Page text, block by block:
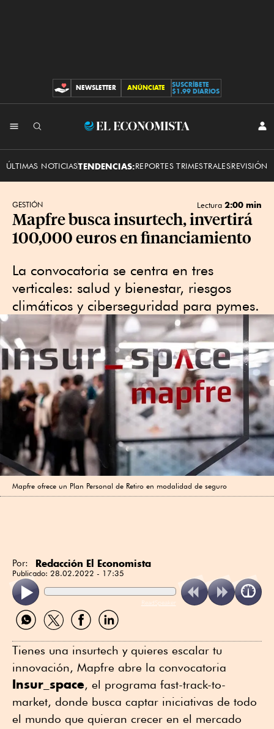
CONTRIBUCIONES
NEWSLETTER ANÚNCIATE
SUSCRÍBETE
$1.99 DIARIOS
El
ÚLTIMAS NOTICIASTENDENCIAS:REPORTES TRIMESTRALESREVISIÓN
GESTIÓN Lectura 2:00 min
Mapfre busca insurtech, invertirá
100,000 euros en financiamiento
La convocatoria se centra en tres
verticales: salud y bienestar, riesgos
climáticos y ciberseguridad para pymes.
Mapfre ofrece un Plan Personal de Retiro en modalidad de seguro
Por: Redacción El Economista
Publicado: 28.02.2022 - 17:35
ReadSpeaker
Compartir
por
Compartir
por
Compartir
por
Compartir
por
Tienes una insurtech y quieres escalar tu
innovación, Mapfre abre la convocatoria
Insur_space, el programa fast-track-to-
market, donde busca captar iniciativas de todo
el mundo que quieran crecer en el mercado